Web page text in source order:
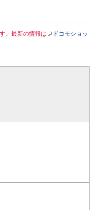
。最新の情報は
ドコモショッ